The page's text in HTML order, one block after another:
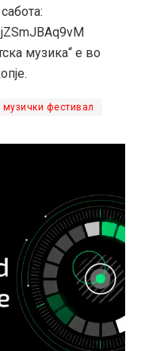
музика“ е во
фестивал